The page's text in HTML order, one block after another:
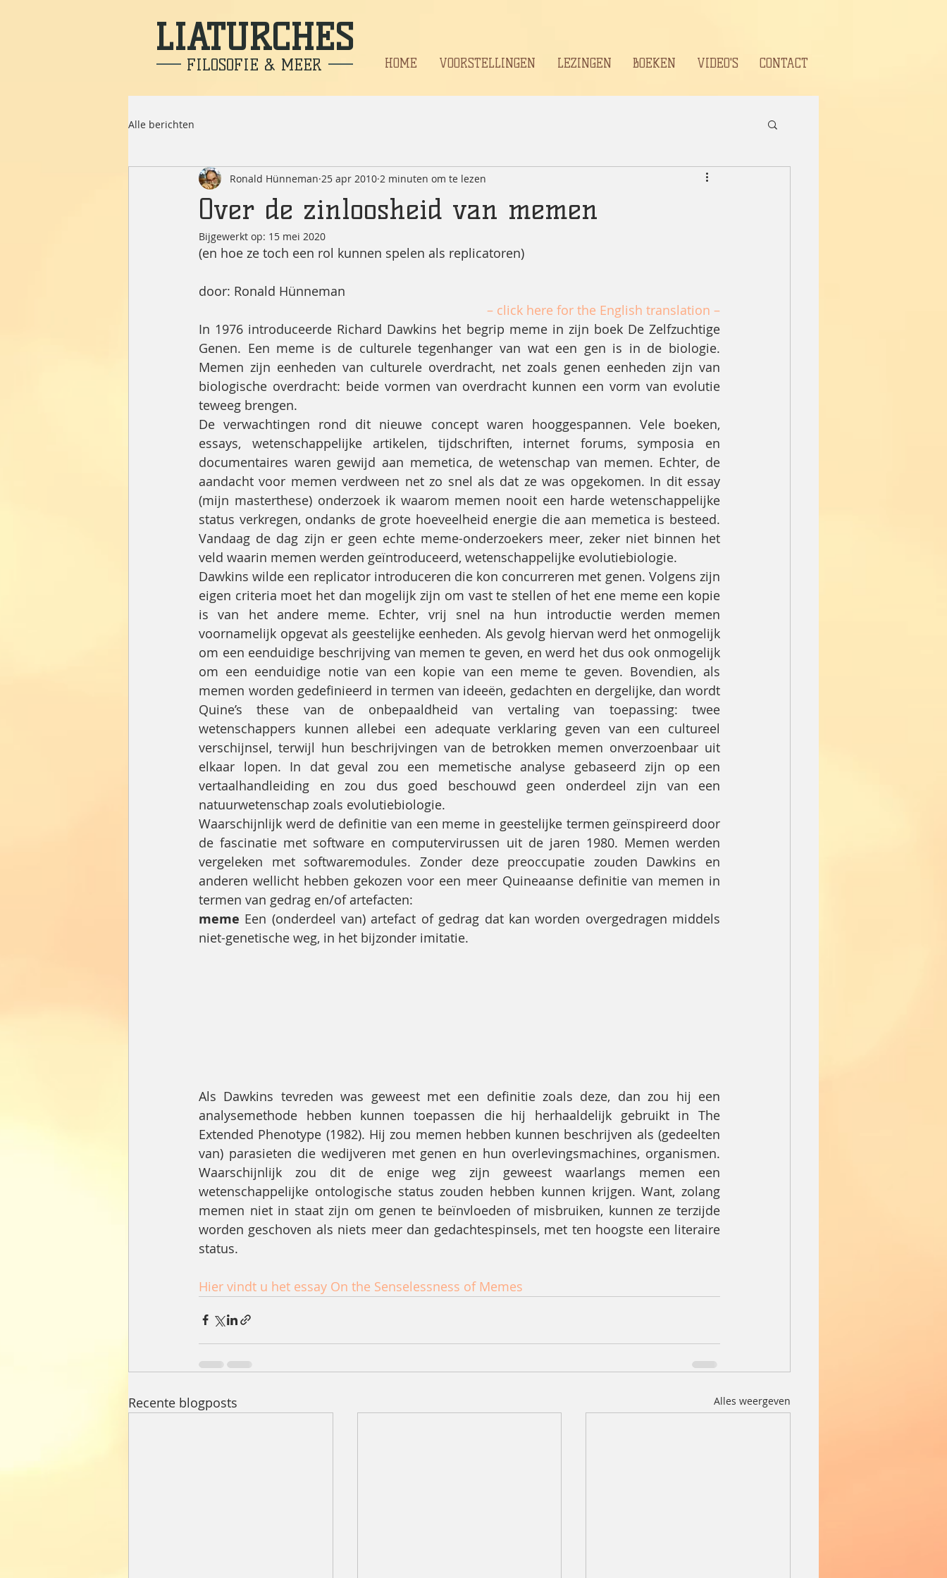
HOME VOORSTELLINGEN LEZINGEN BOEKEN VIDEO'S CONTACT
LIATURCHES
FILOSOFIE & MEER
Alle berichten
Over de zinloosheid van memen
Ronald Hünneman 25 apr 2010 2 minuten om te lezen
Bijgewerkt op: 15 mei 2020
(en hoe ze toch een rol kunnen spelen als replicatoren)
door: Ronald Hünneman
– click here for the English translation –
In 1976 introduceerde Richard Dawkins het begrip meme in zijn boek De Zelfzuchtige
Genen. Een meme is de culturele tegenhanger van wat een gen is in de biologie.
Memen zijn eenheden van culturele overdracht, net zoals genen eenheden zijn van
biologische overdracht: beide vormen van overdracht kunnen een vorm van evolutie
teweeg brengen.
De verwachtingen rond dit nieuwe concept waren hooggespannen. Vele boeken,
essays, wetenschappelijke artikelen, tijdschriften, internet forums, symposia en
documentaires waren gewijd aan memetica, de wetenschap van memen. Echter, de
aandacht voor memen verdween net zo snel als dat ze was opgekomen. In dit essay
(mijn masterthese) onderzoek ik waarom memen nooit een harde wetenschappelijke
status verkregen, ondanks de grote hoeveelheid energie die aan memetica is besteed.
Vandaag de dag zijn er geen echte meme-onderzoekers meer, zeker niet binnen het
veld waarin memen werden geïntroduceerd, wetenschappelijke evolutiebiologie.
Dawkins wilde een replicator introduceren die kon concurreren met genen. Volgens zijn
eigen criteria moet het dan mogelijk zijn om vast te stellen of het ene meme een kopie
is van het andere meme. Echter, vrij snel na hun introductie werden memen
voornamelijk opgevat als geestelijke eenheden. Als gevolg hiervan werd het onmogelijk
om een eenduidige beschrijving van memen te geven, en werd het dus ook onmogelijk
om een eenduidige notie van een kopie van een meme te geven. Bovendien, als
memen worden gedefinieerd in termen van ideeën, gedachten en dergelijke, dan wordt
Quine’s these van de onbepaaldheid van vertaling van toepassing: twee
wetenschappers kunnen allebei een adequate verklaring geven van een cultureel
verschijnsel, terwijl hun beschrijvingen van de betrokken memen onverzoenbaar uit
elkaar lopen. In dat geval zou een memetische analyse gebaseerd zijn op een
vertaalhandleiding en zou dus goed beschouwd geen onderdeel zijn van een
natuurwetenschap zoals evolutiebiologie.
Waarschijnlijk werd de definitie van een meme in geestelijke termen geïnspireerd door
de fascinatie met software en computervirussen uit de jaren 1980. Memen werden
vergeleken met softwaremodules. Zonder deze preoccupatie zouden Dawkins en
anderen wellicht hebben gekozen voor een meer Quineaanse definitie van memen in
termen van gedrag en/of artefacten:
meme Een (onderdeel van) artefact of gedrag dat kan worden overgedragen middels
niet-genetische weg, in het bijzonder imitatie.
Als Dawkins tevreden was geweest met een definitie zoals deze, dan zou hij een
analysemethode hebben kunnen toepassen die hij herhaaldelijk gebruikt in The
Extended Phenotype (1982). Hij zou memen hebben kunnen beschrijven als (gedeelten
van) parasieten die wedijveren met genen en hun overlevingsmachines, organismen.
Waarschijnlijk zou dit de enige weg zijn geweest waarlangs memen een
wetenschappelijke ontologische status zouden hebben kunnen krijgen. Want, zolang
memen niet in staat zijn om genen te beïnvloeden of misbruiken, kunnen ze terzijde
worden geschoven als niets meer dan gedachtespinsels, met ten hoogste een literaire
status.
Hier vindt u het essay On the Senselessness of Memes
Recente blogposts Alles weergeven